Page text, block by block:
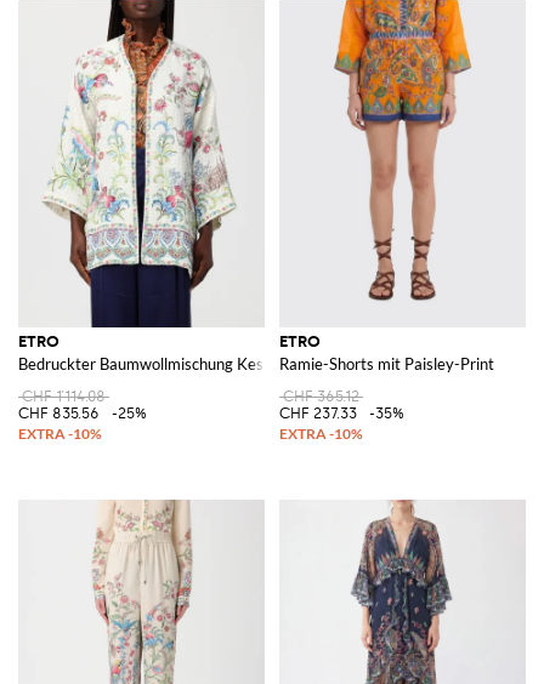
ETRO
Bedruckter Baumwollmischung Kesa Kimono
CHF 1'114.08
CHF 835.56
-25%
ETRO
Ramie-Shorts mit Paisley-Print
CHF 365.12
CHF 237.33
-35%